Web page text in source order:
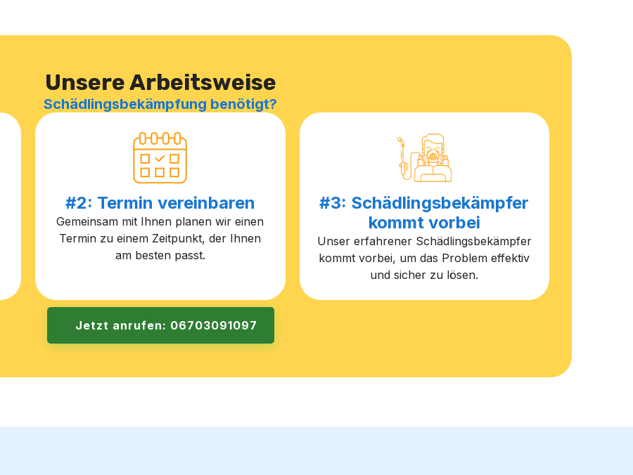
Unsere Arbeitsweise
Schädlingsbekämpfung benötigt?
#2: Termin vereinbaren
Gemeinsam mit Ihnen planen wir einen
Termin zu einem Zeitpunkt, der Ihnen
am besten passt.
#3: Schädlingsbekämpfer
kommt vorbei
Unser erfahrener Schädlingsbekämpfer
kommt vorbei, um das Problem effektiv
und sicher zu lösen.
Jetzt anrufen: 06703091097